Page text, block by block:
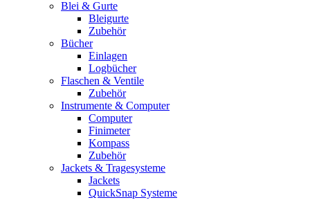
Blei & Gurte
Bleigurte
Zubehör
Bücher
Einlagen
Logbücher
Flaschen & Ventile
Zubehör
Instrumente & Computer
Computer
Finimeter
Kompass
Zubehör
Jackets & Tragesysteme
Jackets
QuickSnap Systeme